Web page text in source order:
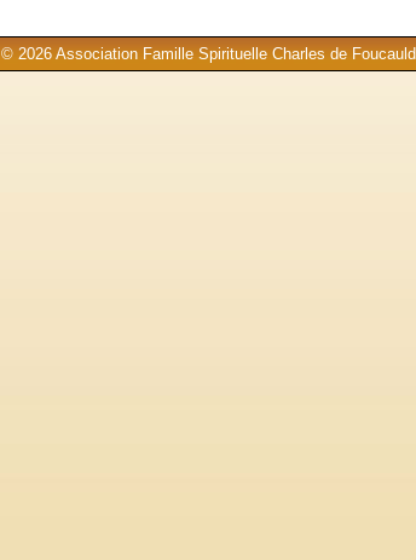
© 2026 Association Famille Spirituelle Charles de Foucauld